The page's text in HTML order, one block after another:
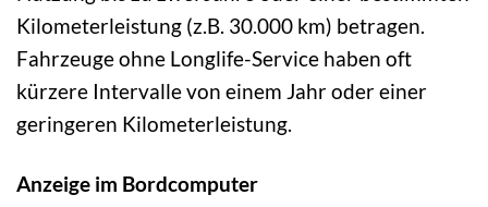
Kilometerleistung (z.B. 30.000 km) betragen.
Fahrzeuge ohne Longlife-Service haben oft
kürzere Intervalle von einem Jahr oder einer
geringeren Kilometerleistung.
Anzeige im Bordcomputer